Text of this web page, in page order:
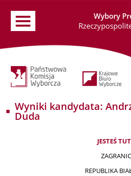
Wybory
Wyniki kandydata:
Duda
JESTEŚ
REPUBLIKA